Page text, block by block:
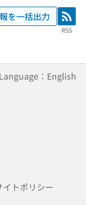
を一括出力 RSS
RSS
Language：English
イトポリシー